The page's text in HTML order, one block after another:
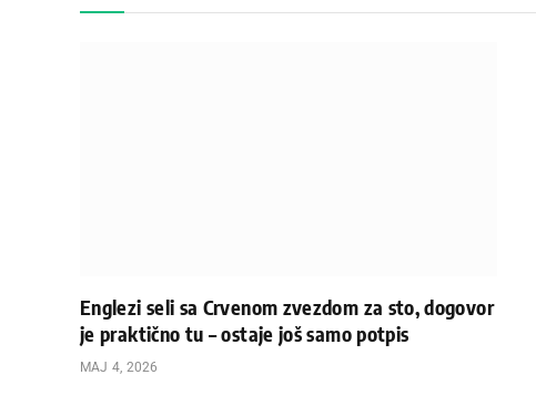
Englezi seli sa Crvenom zvezdom za sto, dogovor
je praktično tu – ostaje još samo potpis
МАЈ 4, 2026